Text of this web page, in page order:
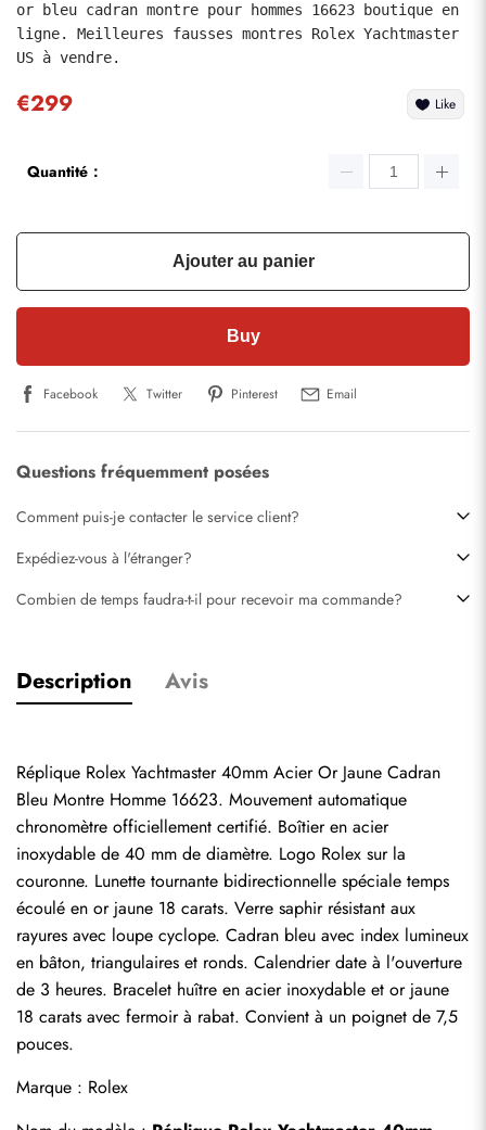
or bleu cadran montre pour hommes 16623 boutique en
ligne. Meilleures fausses montres Rolex Yachtmaster
US à vendre.
€299 Like
Quantité：
Ajouter au panier
Buy
Facebook Twitter Pinterest Email
Questions fréquemment posées
Comment puis-je contacter le service client?
Expédiez-vous à l'étranger?
Combien de temps faudra-t-il pour recevoir ma commande?
Description Avis
Réplique Rolex Yachtmaster 40mm Acier Or Jaune Cadran
Bleu Montre Homme 16623. Mouvement automatique
chronomètre officiellement certifié. Boîtier en acier
inoxydable de 40 mm de diamètre. Logo Rolex sur la
couronne. Lunette tournante bidirectionnelle spéciale temps
écoulé en or jaune 18 carats. Verre saphir résistant aux
rayures avec loupe cyclope. Cadran bleu avec index lumineux
en bâton, triangulaires et ronds. Calendrier date à l'ouverture
de 3 heures. Bracelet huître en acier inoxydable et or jaune
18 carats avec fermoir à rabat. Convient à un poignet de 7,5
pouces.
Marque : Rolex